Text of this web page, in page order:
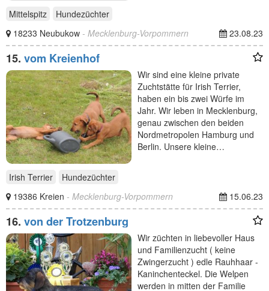
Mittelspitz
Hundezüchter
18233 Neubukow - Mecklenburg-Vorpommern 23.08.23
15. vom Kreienhof
Wir sind eine kleine private
Zuchtstätte für Irish Terrier,
haben ein bis zwei Würfe im
Jahr. Wir leben in Mecklenburg,
genau zwischen den beiden
Nordmetropolen Hamburg und
Berlin. Unsere kleine…
Irish Terrier
Hundezüchter
19386 Kreien - Mecklenburg-Vorpommern 15.06.23
16. von der Trotzenburg
Wir züchten in liebevoller Haus
und Familienzucht ( keine
Zwingerzucht ) edle Rauhhaar -
Kaninchenteckel. Die Welpen
werden in mitten der Familie